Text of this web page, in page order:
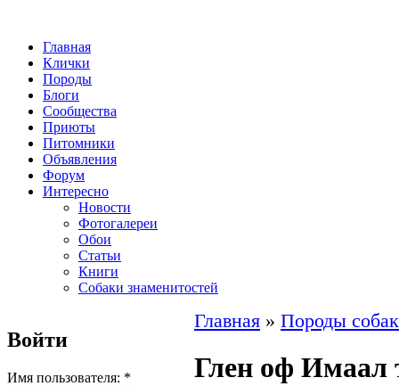
Главная
Клички
Породы
Блоги
Сообщества
Приюты
Питомники
Объявления
Форум
Интересно
Новости
Фотогалереи
Обои
Статьи
Книги
Собаки знаменитостей
Войти
Имя пользователя: *
Главная » Породы собак
Глен оф Имаал